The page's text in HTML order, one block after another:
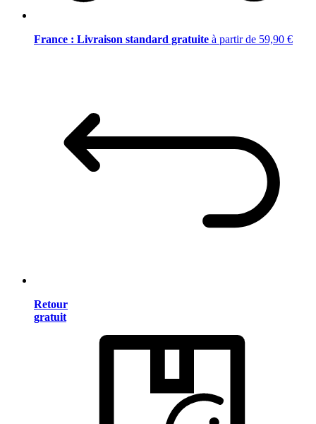
France : Livraison standard gratuite à partir de 59,90 €
Retour
gratuit